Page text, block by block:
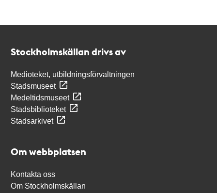
Stockholmskällan drivs av
Medioteket, utbildningsförvaltningen
Stadsmuseet
Medeltidsmuseet
Stadsbiblioteket
Stadsarkivet
Om webbplatsen
Kontakta oss
Om Stockholmskällan